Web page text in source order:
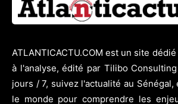
ATLANTICACTU.COM est un site
à l'analyse, édité par Tilibo
jours / 7, suivez l'actualité au Sénégal,
le monde pour comprendre les